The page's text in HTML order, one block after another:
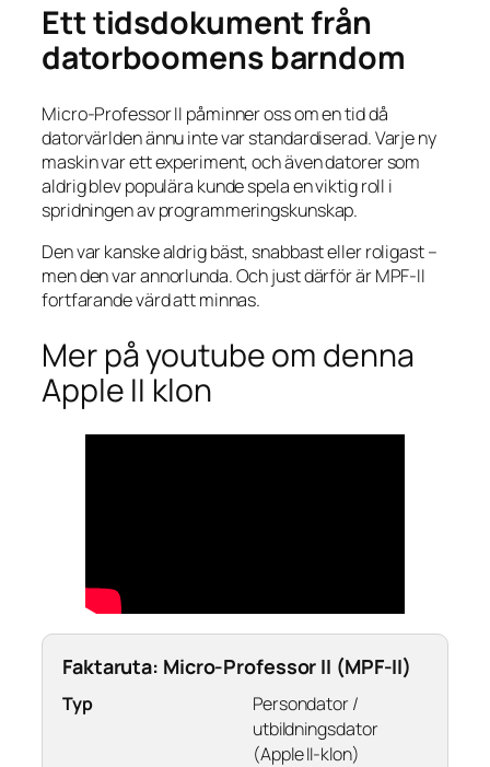
Ett tidsdokument från
datorboomens barndom
Micro-Professor II påminner oss om en tid då
datorvärlden ännu inte var standardiserad. Varje ny
maskin var ett experiment, och även datorer som
aldrig blev populära kunde spela en viktig roll i
spridningen av programmeringskunskap.
Den var kanske aldrig bäst, snabbast eller roligast –
men den var annorlunda. Och just därför är MPF-II
fortfarande värd att minnas.
Mer på youtube om denna
Apple II klon
Faktaruta: Micro-Professor II (MPF-II)
Typ
Persondator /
utbildningsdator
(Apple II-klon)